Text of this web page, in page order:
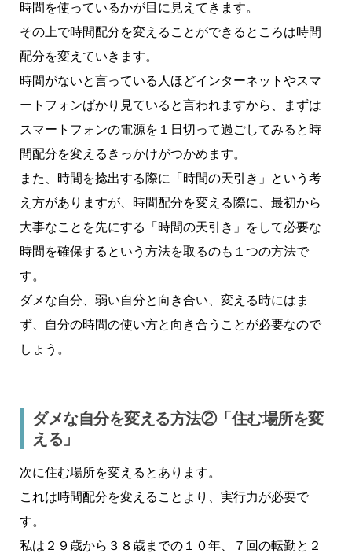
時間を使っているかが目に見えてきます。
その上で時間配分を変えることができるところは時間
配分を変えていきます。
時間がないと言っている人ほどインターネットやスマ
ートフォンばかり見ていると言われますから、まずは
スマートフォンの電源を１日切って過ごしてみると時
間配分を変えるきっかけがつかめます。
また、時間を捻出する際に「時間の天引き」という考
え方がありますが、時間配分を変える際に、最初から
大事なことを先にする「時間の天引き」をして必要な
時間を確保するという方法を取るのも１つの方法で
す。
ダメな自分、弱い自分と向き合い、変える時にはま
ず、自分の時間の使い方と向き合うことが必要なので
しょう。
ダメな自分を変える方法②「住む場所を変
える」
次に住む場所を変えるとあります。
これは時間配分を変えることより、実行力が必要で
す。
私は２９歳から３８歳までの１０年、７回の転勤と２